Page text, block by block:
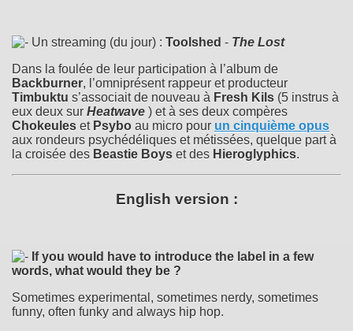
Un streaming (du jour) : Toolshed - The Lost
Dans la foulée de leur participation à l’album de
Backburner, l’omniprésent rappeur et producteur
Timbuktu s’associait de nouveau à Fresh Kils (5 instrus à
eux deux sur Heatwave ) et à ses deux compères
Chokeules et Psybo au micro pour un cinquième opus
aux rondeurs psychédéliques et métissées, quelque part à
la croisée des Beastie Boys et des Hieroglyphics.
English version :
If you would have to introduce the label in a few
words, what would they be ?
Sometimes experimental, sometimes nerdy, sometimes
funny, often funky and always hip hop.